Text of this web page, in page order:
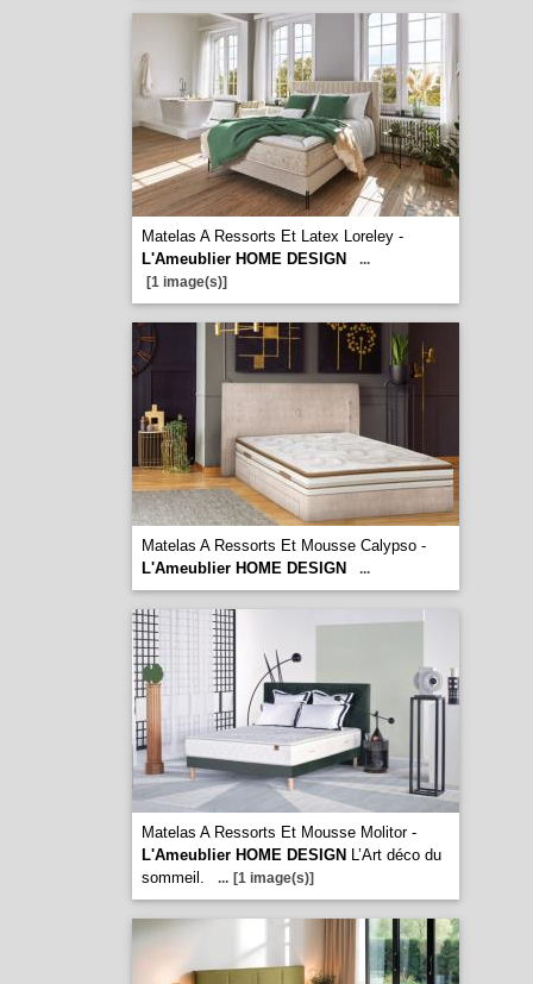
Matelas A Ressorts Et Latex Loreley -
L'Ameublier HOME DESIGN
...
[1 image(s)]
Matelas A Ressorts Et Mousse Calypso -
L'Ameublier HOME DESIGN
...
Matelas A Ressorts Et Mousse Molitor -
L'Ameublier HOME DESIGN L’Art déco du
sommeil.
... [1 image(s)]